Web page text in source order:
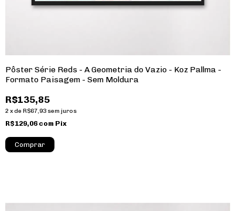
Pôster Série Reds - A Geometria do Vazio - Koz Pallma -
Formato Paisagem - Sem Moldura
R$135,85
2 x de R$67,93 sem juros
R$129,06 com Pix
Comprar